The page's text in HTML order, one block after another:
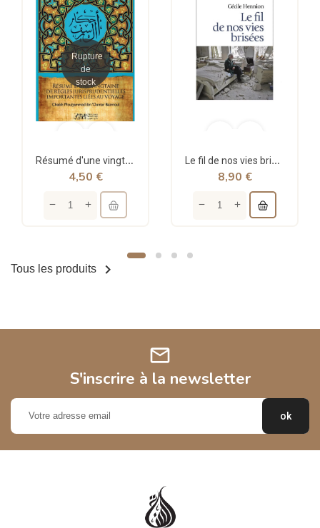
Rupture
de
stock
Résumé d'une vingtaine de règles jurisprudentielles liées au voyage - Bazmoul - Héritage...
4,50 €
Le fil de nos vies brisées - poche - Cécile Hennion - Points
8,90 €
Tous les produits 
mail
S'inscrire à la newsletter